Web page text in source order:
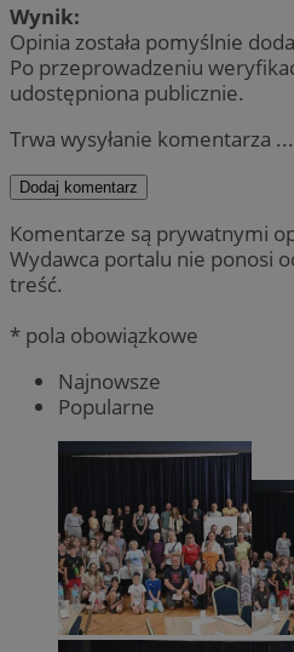
Wynik:
Opinia została pomyślnie
Po przeprowadzeniu
udostępniona publicznie.
Trwa wysyłanie komentarza ...
Dodaj komentarz
Komentarze są prywatnymi
Wydawca portalu nie ponosi
treść.
* pola obowiązkowe
Najnowsze
Popularne